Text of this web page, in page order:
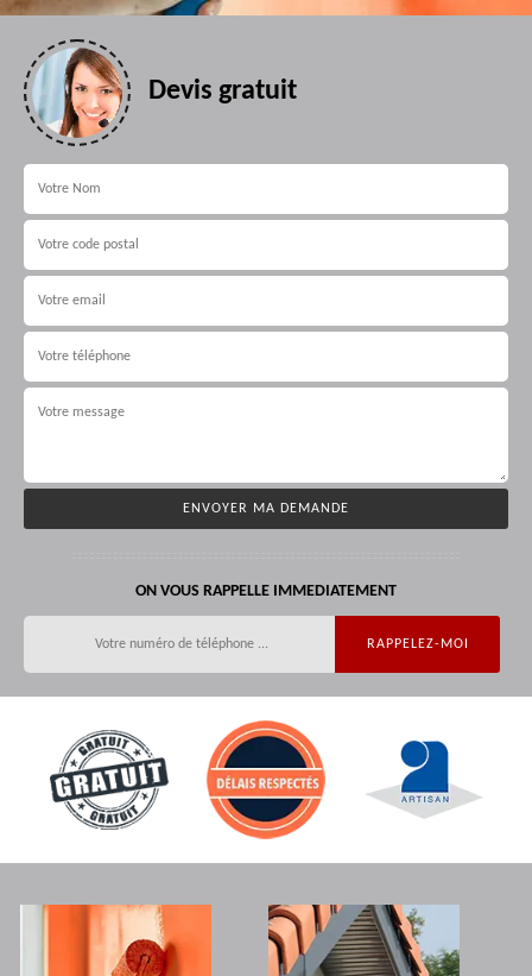
Devis gratuit
ON VOUS RAPPELLE IMMEDIATEMENT